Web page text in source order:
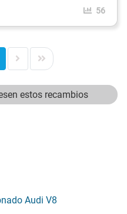
56
estos recambios
Audi V8